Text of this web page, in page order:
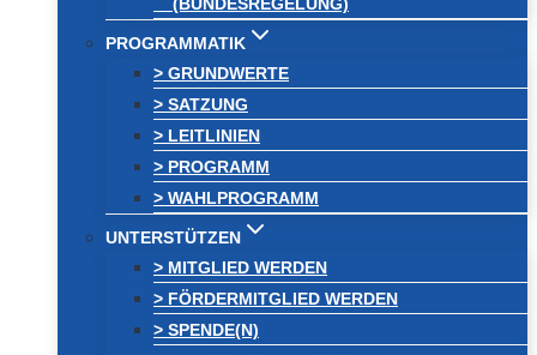
PROGRAMMATIK
> GRUNDWERTE
> SATZUNG
> LEITLINIEN
> PROGRAMM
> WAHLPROGRAMM
UNTERSTÜTZEN
> MITGLIED WERDEN
> FÖRDERMITGLIED WERDEN
> SPENDE(N)